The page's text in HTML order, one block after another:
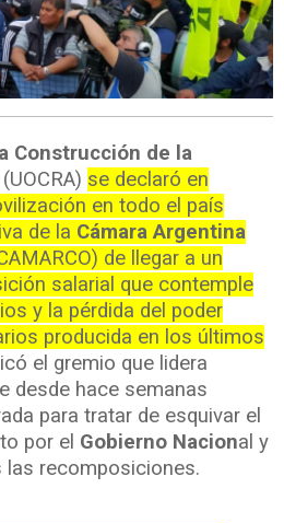
Construcción de la
(UOCRA) se declaró en
en todo el país
de la Cámara Argentina
de llegar a un
salarial que contemple
y la pérdida del poder
producida en los últimos
el gremio que lidera
desde hace semanas
para tratar de esquivar el
por el Gobierno Nacional y
las recomposiciones.